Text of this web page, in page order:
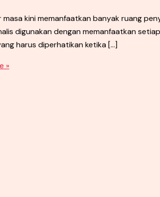
kini memanfaatkan banyak ruang
digunakan dengan memanfaatkan
harus diperhatikan ketika […]
»